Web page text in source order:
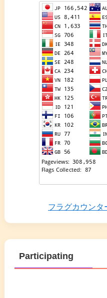
フラグカウンタ
Participating